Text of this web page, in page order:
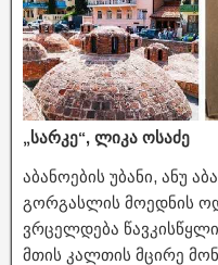
„სარკე“, ლიკა ოსაძე
აბანოების უბანი, ანუ
გორგასლის მოედნის
ვრცელდება
მთის კალთის მცირე